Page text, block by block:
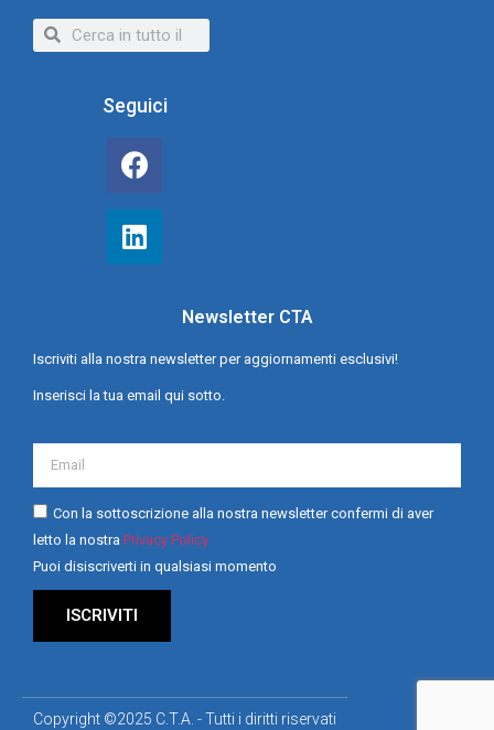
Seguici
Newsletter CTA
Iscriviti alla nostra newsletter per aggiornamenti esclusivi!
Inserisci la tua email qui sotto.
Con la sottoscrizione alla nostra newsletter confermi di aver
letto la nostra Privacy Policy
Puoi disiscriverti in qualsiasi momento
ISCRIVITI
Copyright ©2025 C.T.A. - Tutti i diritti riservati